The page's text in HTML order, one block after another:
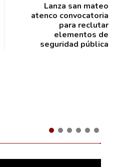
Lanza san mateo
atenco convocatoria
para reclutar
elementos de
seguridad pública